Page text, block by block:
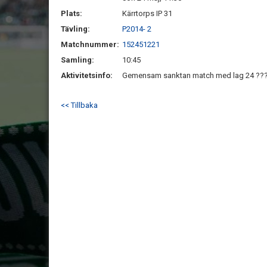
Plats:
Kärrtorps IP 31
Tävling:
P2014- 2
Matchnummer: 152451221
Samling:
10:45
Aktivitetsinfo:
Gemensam sanktan match med lag 24
<< Tillbaka